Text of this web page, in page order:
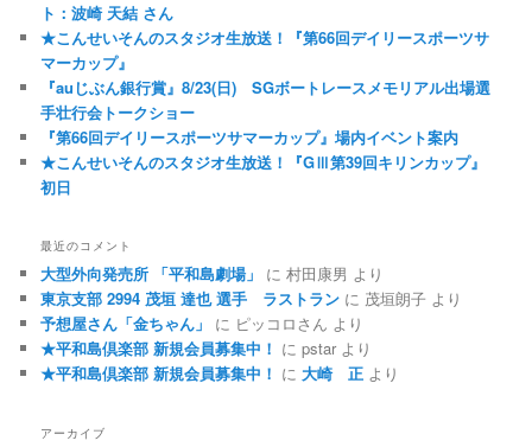
ト：波崎 天結 さん
★こんせいそんのスタジオ生放送！『第66回デイリースポーツサ
マーカップ』
『auじぶん銀行賞』8/23(日) SGボートレースメモリアル出場選
手壮行会トークショー
『第66回デイリースポーツサマーカップ』場内イベント案内
★こんせいそんのスタジオ生放送！『GⅢ第39回キリンカップ』
初日
最近のコメント
大型外向発売所 「平和島劇場」 に村田康男 より
東京支部 2994 茂垣 達也 選手 ラストラン に 茂垣朗子 より
予想屋さん「金ちゃん」
に ピッコロさん より
★平和島倶楽部 新規会員募集中！ にpstar より
★平和島倶楽部 新規会員募集中！ に大崎 正 より
アーカイブ